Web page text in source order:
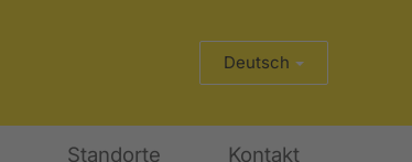
Deutsch
Standorte Kontakt